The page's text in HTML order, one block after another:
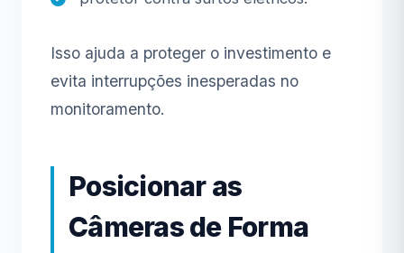
Isso ajuda a proteger o investimento e
evita interrupções inesperadas no
monitoramento.
Posicionar as
Câmeras de Forma